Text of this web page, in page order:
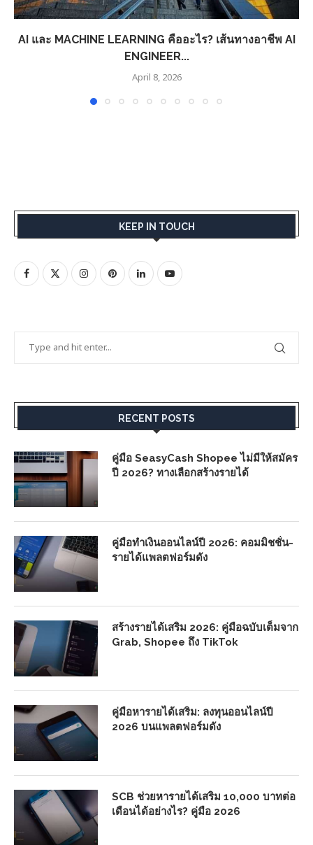
AI และ MACHINE LEARNING คืออะไร? เส้นทางอาชีพ AI
ENGINEER...
April 8, 2026
KEEP IN TOUCH
RECENT POSTS
คู่มือ SeasyCash Shopee ไม่มีให้สมัคร
ปี 2026? ทางเลือกสร้างรายได้
คู่มือทำเงินออนไลน์ปี 2026: คอมมิชชั่น-
รายได้แพลตฟอร์มดัง
สร้างรายได้เสริม 2026: คู่มือฉบับเต็มจาก
Grab, Shopee ถึง TikTok
คู่มือหารายได้เสริม: ลงทุนออนไลน์ปี
2026 บนแพลตฟอร์มดัง
SCB ช่วยหารายได้เสริม 10,000 บาทต่อ
เดือนได้อย่างไร? คู่มือ 2026